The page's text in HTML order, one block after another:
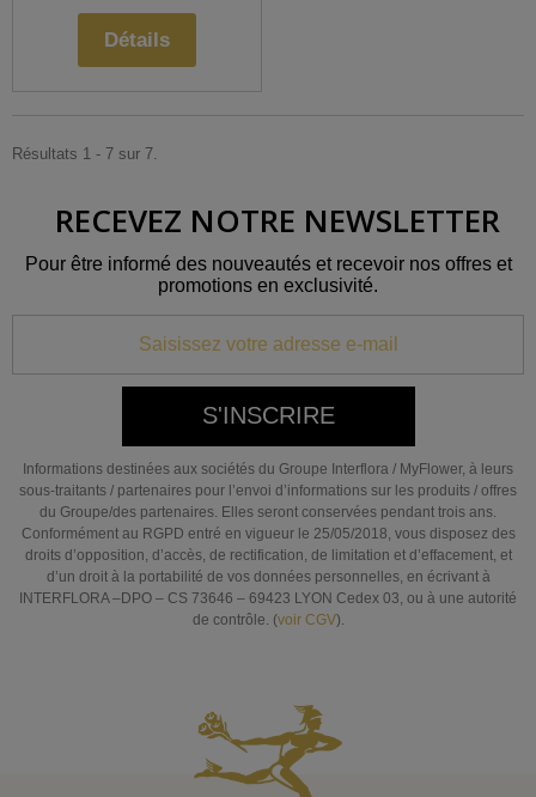
Détails
Résultats 1 - 7 sur 7.
RECEVEZ NOTRE NEWSLETTER
Pour être informé des nouveautés et recevoir nos offres et
promotions en exclusivité.
S'INSCRIRE
Informations destinées aux sociétés du Groupe Interflora / MyFlower, à leurs
sous-traitants / partenaires pour l’envoi d’informations sur les produits / offres
du Groupe/des partenaires. Elles seront conservées pendant trois ans.
Conformément au RGPD entré en vigueur le 25/05/2018, vous disposez des
droits d’opposition, d’accès, de rectification, de limitation et d’effacement, et
d’un droit à la portabilité de vos données personnelles, en écrivant à
INTERFLORA –DPO – CS 73646 – 69423 LYON Cedex 03, ou à une autorité
de contrôle. (voir CGV).